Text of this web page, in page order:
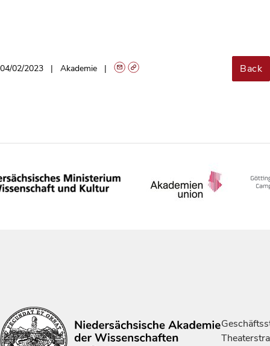
04/02/2023 Akademie Back